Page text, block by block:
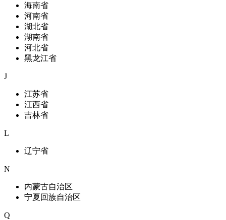
海南省
河南省
湖北省
湖南省
河北省
黑龙江省
J
江苏省
江西省
吉林省
L
辽宁省
N
内蒙古自治区
宁夏回族自治区
Q